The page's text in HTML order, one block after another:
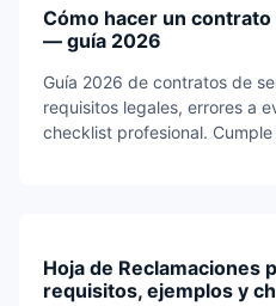
Cómo hacer un
— guía 2026
Guía 2026 de contratos de
requisitos legales, errores a
checklist profesional.
Hoja de Reclamaciones
requisitos, ejemplos y